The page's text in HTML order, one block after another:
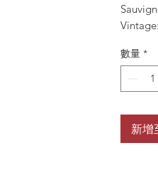
Colour:
數量 *
新增